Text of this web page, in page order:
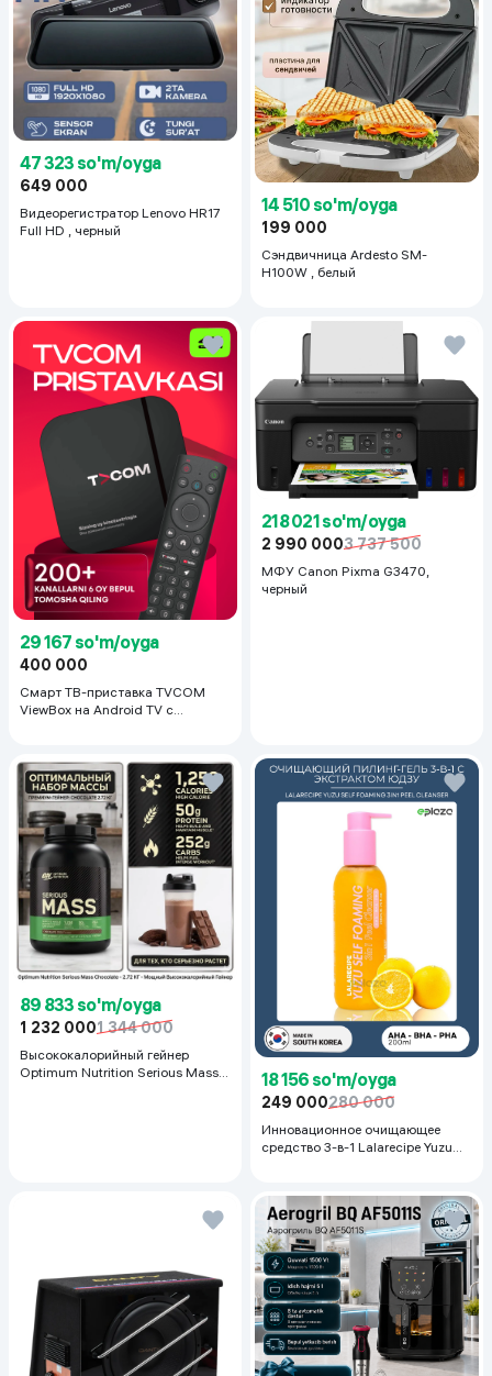
47 323 so'm/oyga
649 000
Видеорегистратор Lenovo HR17
Full HD , черный
14 510 so'm/oyga
199 000
Сэндвичница Ardesto SM-
H100W , белый
29 167 so'm/oyga
400 000
Смарт ТВ-приставка TVCOM
ViewBox на Android TV с
218 021 so'm/oyga
2 990 0003 737 500
МФУ Canon Pixma G3470,
черный
89 833 so'm/oyga
1 232 0001 344 000
Высококалорийный гейнер
Optimum Nutrition Serious Mass,
18 156 so'm/oyga
249 000280 000
Инновационное очищающее
средство 3-в-1 Lalarecipe Yuzu